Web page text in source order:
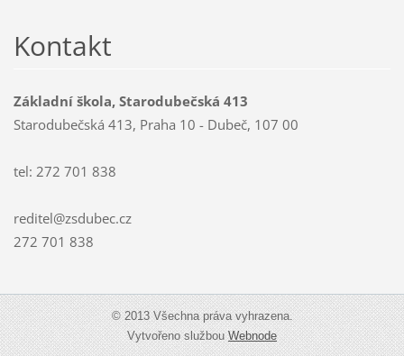
Kontakt
Základní škola, Starodubečská 413
Starodubečská 413, Praha 10 - Dubeč, 107 00
tel: 272 701 838
reditel@zsdubec.cz
272 701 838
© 2013 Všechna práva vyhrazena.
Vytvořeno službouWebnode